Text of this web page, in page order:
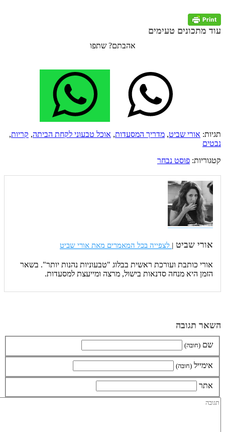
עוד מתכונים טעימים
אהבתם? שתפו
תגיות: אורי שביט, מדריך המסעדות, אוכל טבעוני לקחת הביתה, קריות,
נבטים
קטגוריות: פוסט נבחר
אורי שביט | לצפייה בכל המאמרים מאת אורי שביט
אורי כותבת ועורכת ראשית בבלוג "טבעוניות נהנות יותר". בשאר
הזמן היא מנחה סדנאות בישול, מרצה ומייעצת למסעדות.
השאר תגובה
שם (חובה)
אימייל (חובה)
אתר